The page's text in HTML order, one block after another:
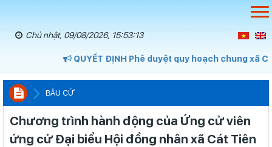
Chủ nhật, 09/08/2026, 15:53:14
QUYẾT ĐỊNH Phê duyệt quy hoạch chung xã
BẦU CỬ
Chương trình hành động của Ứng cử viên
ứng cử Đại biểu Hội đồng nhân xã Cát Tiên